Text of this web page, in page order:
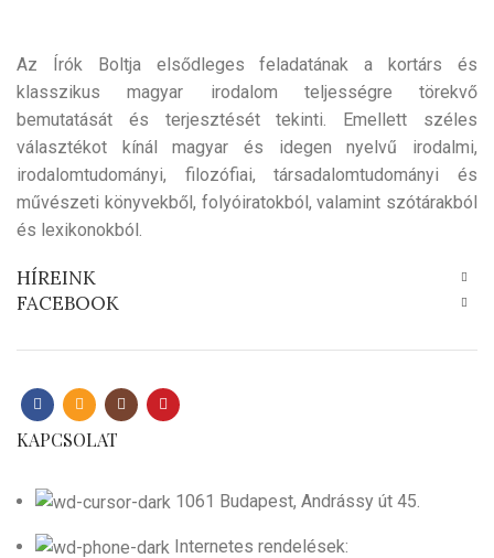
Az Írók Boltja elsődleges feladatának a kortárs és
klasszikus magyar irodalom teljességre törekvő
bemutatását és terjesztését tekinti. Emellett széles
választékot kínál magyar és idegen nyelvű irodalmi,
irodalomtudományi, filozófiai, társadalomtudományi és
művészeti könyvekből, folyóiratokból, valamint szótárakból
és lexikonokból.
HÍREINK
FACEBOOK
KAPCSOLAT
1061 Budapest, Andrássy út 45.
Internetes rendelések: